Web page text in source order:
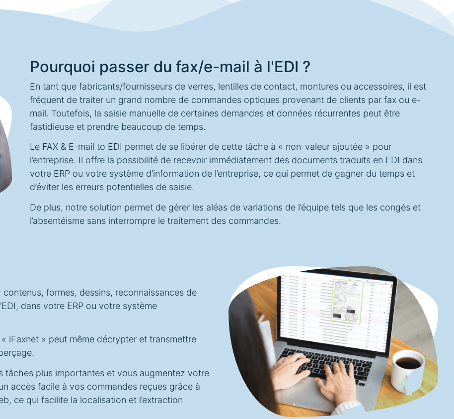
Pourquoi passer du fax/e-mail à l'EDI ?
En tant que fabricants/fournisseurs de verres, lentilles de contact, montures ou accessoires, il est
fréquent de traiter un grand nombre de commandes optiques provenant de clients par fax ou e-
mail. Toutefois, la saisie manuelle de certaines demandes et données récurrentes peut être
fastidieuse et prendre beaucoup de temps.
Le FAX & E-mail to EDI permet de se libérer de cette tâche à « non-valeur ajoutée » pour
l’entreprise. Il offre la possibilité de recevoir immédiatement des documents traduits en EDI dans
votre ERP ou votre système d’information de l’entreprise, ce qui permet de gagner du temps et
d’éviter les erreurs potentielles de saisie.
De plus, notre solution permet de gérer les aléas de variations de l’équipe tels que les congés et
l’absentéisme sans interrompre le traitement des commandes.
formes, dessins, reconnaissances de
dans votre ERP ou votre système
iFaxnet » peut même décrypter et transmettre
tâches plus importantes et vous augmentez votre
accès facile à vos commandes reçues grâce à
ce qui facilite la localisation et l’extraction